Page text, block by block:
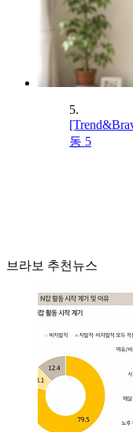
5.
동 5
브라보 추천뉴스